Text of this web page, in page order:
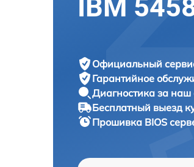
IBM
Официальный
Гарантийное
Диагностика за наш
Бесплатный выезд
Прошивка BIOS